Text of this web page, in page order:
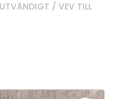
/ VEV TILL